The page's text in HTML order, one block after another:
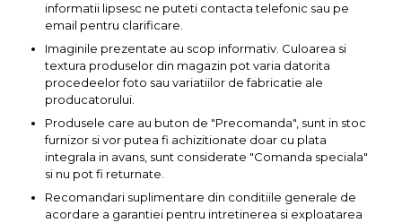
Dispozitive de taiat polistiren
Polizoare drepte & accesorii
Purificatoare de aer
informatii lipsesc ne puteti contacta telefonic sau pe
email pentru clarificare.
Imaginile prezentate au scop informativ. Culoarea si
textura produselor din magazin pot varia datorita
procedeelor foto sau variatiilor de fabricatie ale
producatorului.
Produsele care au buton de "Precomanda", sunt in stoc
furnizor si vor putea fi achizitionate doar cu plata
integrala in avans, sunt considerate "Comanda speciala"
si nu pot fi returnate.
Recomandari suplimentare din conditiile generale de
acordare a garantiei pentru intretinerea si exploatarea